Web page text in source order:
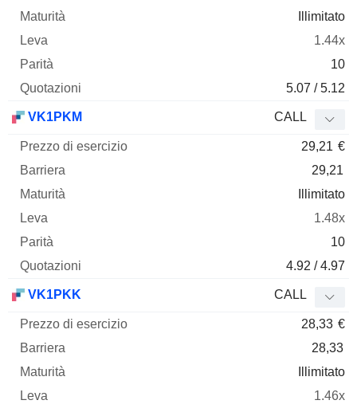
Illimitato
1.44x
10
5.07 / 5.12
VK1PKM CALL
29,21 €
29,21
Illimitato
1.48x
10
4.92 / 4.97
VK1PKK CALL
28,33 €
28,33
Illimitato
1.46x